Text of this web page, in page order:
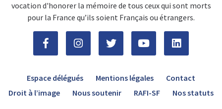
vocation d'honorer la mémoire de tous ceux qui sont morts
pour la France qu’ils soient Français ou étrangers.
Espace délégués Mentions légales
Contact
Droit à l’image
Nous soutenir RAFI-SF Nos statuts